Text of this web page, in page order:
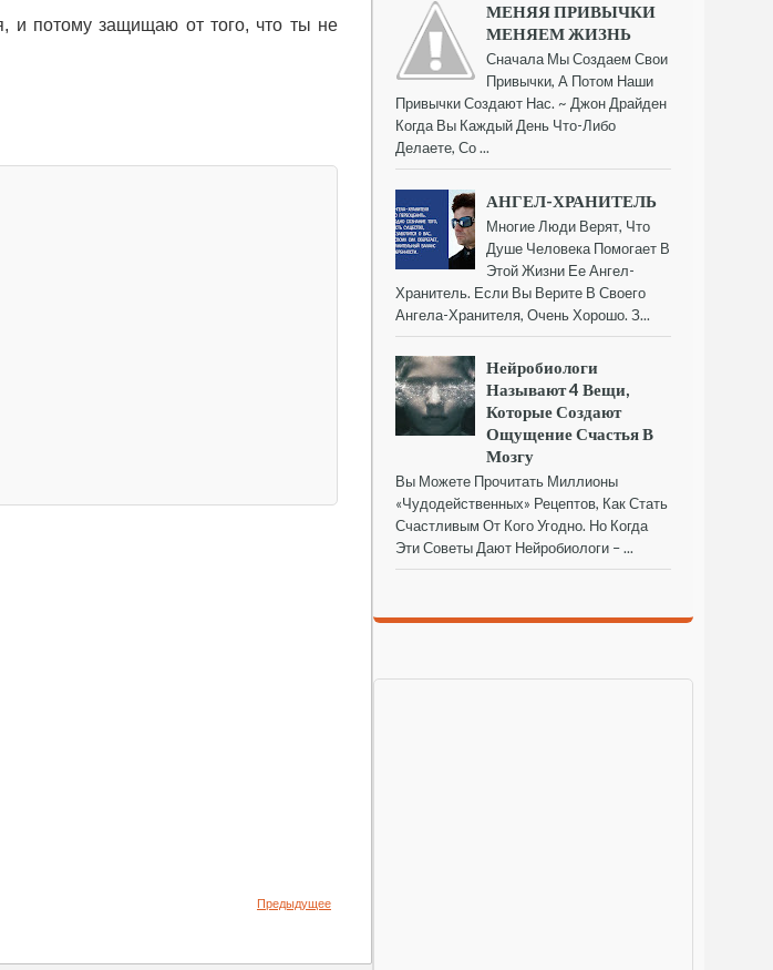
и потому защищаю от того, что ты не
Предыдущее
МЕНЯЯ ПРИВЫЧКИ
МЕНЯЕМ ЖИЗНЬ
Сначала Мы Создаем Свои
Привычки, А Потом Наши
Привычки Создают Нас. ~ Джон Драйден
Когда Вы Каждый День Что-Либо
Делаете, Со ...
АНГЕЛ-ХРАНИТЕЛЬ
Многие Люди Верят, Что
Душе Человека Помогает В
Этой Жизни Ее Ангел-
Хранитель. Если Вы Верите В Своего
Ангела-Хранителя, Очень Хорошо. З...
Нейробиологи
Называют 4 Вещи,
Которые Создают
Ощущение Счастья В
Мозгу
Вы Можете Прочитать Миллионы
«чудодейственных» Рецептов, Как Стать
Счастливым От Кого Угодно. Но Когда
Эти Советы Дают Нейробиологи – ...